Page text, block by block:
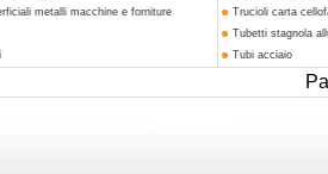
metalli macchine e forniture
Trucioli carta
Tubetti stagnola
Tubi acciaio